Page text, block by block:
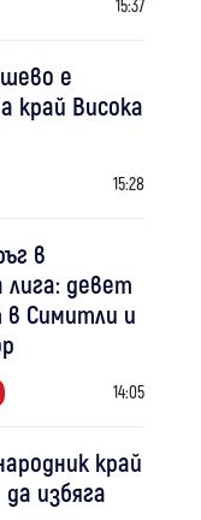
15:37
е
край Висока
15:28
в
девет
в Симитли и
14:05
край
избяга